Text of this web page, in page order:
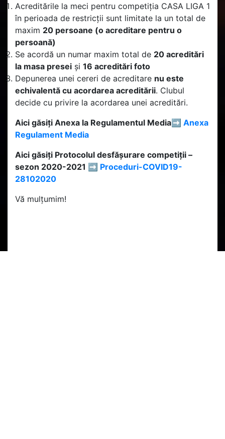
Acreditările la meci pentru competiția CASA LIGA 1
în perioada de restricții sunt limitate la un total de
maxim 20 persoane (o acreditare pentru o
persoană)
Se acordă un numar maxim total de 20 acreditări
la masa presei și 16 acreditări foto
Depunerea unei cereri de acreditare nu este
echivalentă cu acordarea acreditării. Clubul
decide cu privire la acordarea unei acreditări.
Aici găsiți Anexa la Regulamentul Media➡️ Anexa
Regulament Media
Aici găsiți Protocolul desfășurare competiții –
sezon 2020-2021 ➡️ Proceduri-COVID19-
28102020
Vă mulțumim!